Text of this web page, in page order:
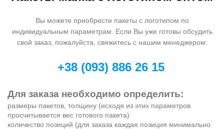
Вы можете приобрести пакеты с логотипом по
индивидуальным параметрам. Если Вы уже готовы обсудить
свой заказ, пожалуйста, свяжитесь с нашим менеджером:
+38 (093) 886 26 15
Для заказа необходимо определить:
размеры пакетов, толщину (исходя из этих параметров
просчитывается вес готового пакета)
количество позиций (для заказа каждая позиция минимально